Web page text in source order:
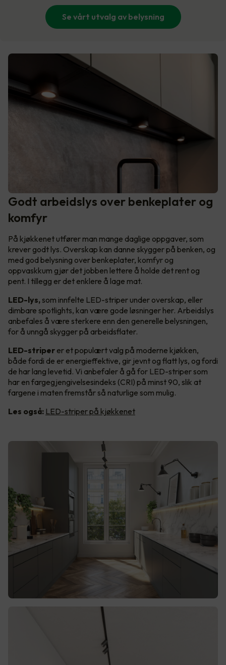
Se vårt utvalg av belysning
Godt arbeidslys over benkeplater og
komfyr
På kjøkkenet utfører man mange daglige oppgaver, som
krever godt lys. Overskap kan danne skygger på benken, og
med god belysning over benkeplater, komfyr og
oppvaskkum gjør det jobben lettere å holde det rent og
pent. I tillegg er det enklere å lage mat.
LED-lys,som innfelte LED-striper under overskap, eller
dimbare spotlights, kan være gode løsninger her. Arbeidslys
anbefales å være sterkere enn den generelle belysningen,
for å unngå skygger på arbeidsflater.
LED-striper er et populært valg på moderne kjøkken,
både fordi de er energieffektive, gir jevnt og flatt lys, og fordi
de har lang levetid. Vi anbefaler å gå for LED-striper som
har en fargegjengivelsesindeks (CRI) på minst 90, slik at
fargene i maten fremstår så naturlige som mulig.
Les også: LED-striper på kjøkkenet